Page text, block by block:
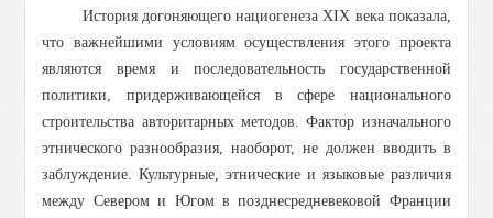
История догоняющего нациогенеза XIX века показала,
что важнейшими условиям осуществления этого проекта
являются время и последовательность государственной
политики, придерживающейся в сфере национального
строительства авторитарных методов. Фактор изначального
этнического разнообразия, наоборот, не должен вводить в
заблуждение. Культурные, этнические и языковые различия
между Севером и Югом в позднесредневековой Франции